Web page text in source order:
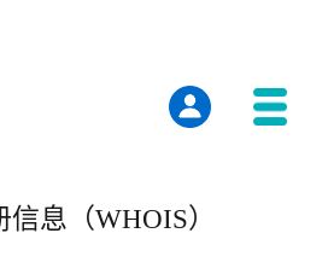
息（WHOIS）